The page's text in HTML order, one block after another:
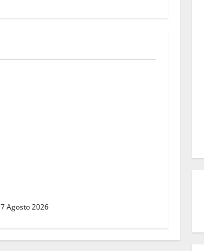
7 Agosto 2026